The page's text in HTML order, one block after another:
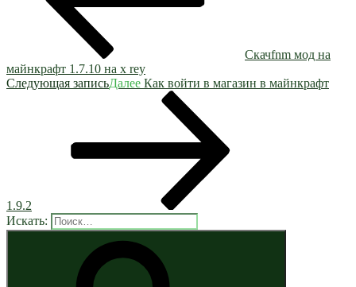
Скачfnm мод на
майнкрафт 1.7.10 на x rey
Следующая записьДалее Как войти в магазин в майнкрафт
1.9.2
Искать: